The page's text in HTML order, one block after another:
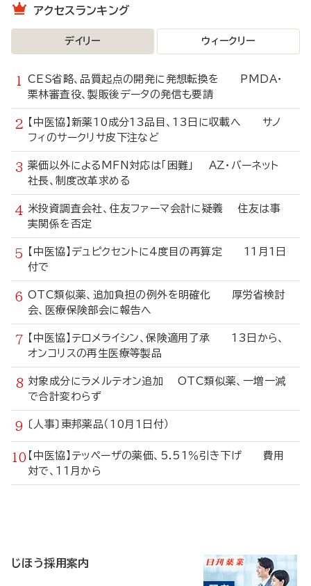
アクセスランキング
デイリー ウィークリー
CES省略、品質起点の開発に発想転換を PMDA・
栗林審査役、製販後データの発信も要請
【中医協】新薬10成分13品目、13日に収載へ サノ
フィのサークリサ皮下注など
薬価以外によるMFN対応は「困難」 AZ・バーネット
社長、制度改革求める
米投資調査会社、住友ファーマ会計に疑義 住友は事
実関係を否定
【中医協】デュピクセントに4度目の再算定 11月1日
付で
OTC類似薬、追加負担の例外を明確化 厚労省検討
会、医療保険部会に報告へ
【中医協】テロメライシン、保険適用了承 13日から、
オンコリスの再生医療等製品
対象成分にラメルテオン追加 OTC類似薬、一増一減
で合計変わらず
〔人事〕東邦薬品（10月1日付）
【中医協】テッペーザの薬価、5.51％引き下げ 費用
対で、11月から
じほう採用案内